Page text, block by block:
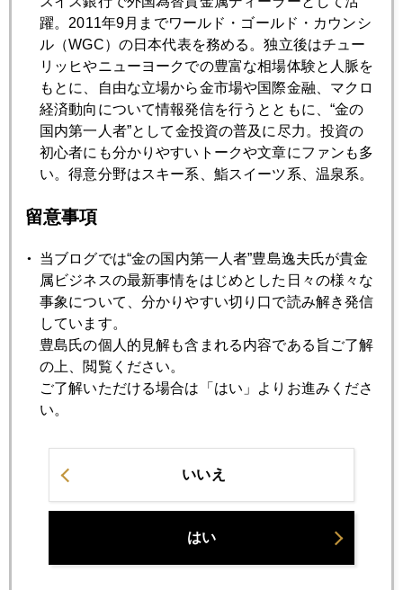
2016年08月23日
ジャクソンホールが孕む円高進行リスク
2016年08月22日
東京五輪の金メダルはスマホからの回収で
米国民営刑務所の株が暴落
2016年08月18日
９５円の現実味
2016年08月17日
ソロス氏、英ＥＵ離脱後、米国株と金鉱株は「売り」
円高１００円を試す
人民元のジレンマが尖閣問題を先鋭化させる
躍。2011年9月までワールド・ゴールド・カウンシ
ル（WGC）の日本代表を務める。独立後はチュー
リッヒやニューヨークでの豊富な相場体験と人脈を
もとに、自由な立場から金市場や国際金融、マクロ
経済動向について情報発信を行うとともに、“金の
国内第一人者”として金投資の普及に尽力。投資の
初心者にも分かりやすいトークや文章にファンも多
い。得意分野はスキー系、鮨スイーツ系、温泉系。
留意事項
当ブログでは“金の国内第一人者”豊島逸夫氏が貴金
属ビジネスの最新事情をはじめとした日々の様々な
事象について、分かりやすい切り口で読み解き発信
しています。
豊島氏の個人的見解も含まれる内容である旨ご了解
の上、閲覧ください。
ご了解いただける場合は「はい」よりお進みくださ
い。
いいえ
はい